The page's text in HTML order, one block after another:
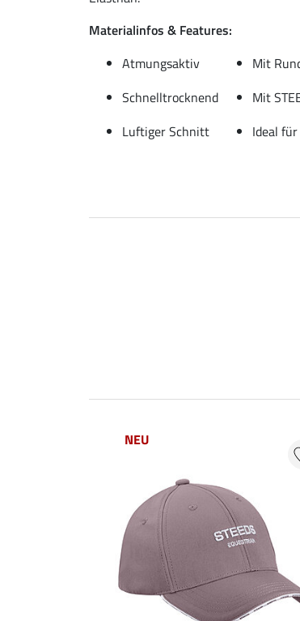
Materialinfos & Features:
Atmungsaktiv
Mit
Schnelltrocknend
Mit
Luftiger Schnitt
Ideal
NEU